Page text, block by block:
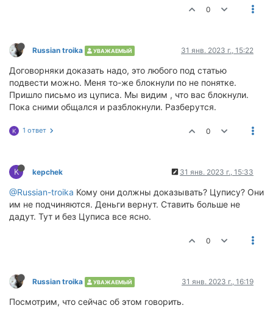
0
Russian troika УВАЖАЕМЫЙ 31 янв. 2023 г., 15:22
Договорняки доказать надо, это любого под статью
подвести можно. Меня то-же блокнули по не понятке.
Пришло письмо из цуписа. Мы видим , что вас блокнули.
Пока сними общался и разблокнули. Разберутся.
K 1 ответ 0
K kepchek 31 янв. 2023 г., 15:33
@Russian-troika Кому они должны доказывать? Цупису? Они
им не подчиняются. Деньги вернут. Ставить больше не
дадут. Тут и без Цуписа все ясно.
0
Russian troika УВАЖАЕМЫЙ 31 янв. 2023 г., 16:19
Посмотрим, что сейчас об этом говорить.